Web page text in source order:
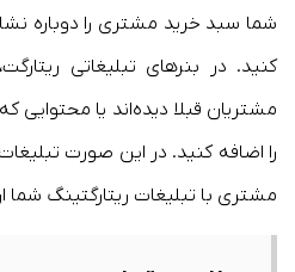
شما سبد خرید مشتری را دوباره
کنید. در بنرهای تبلیغاتی
مشتریان قبلا دیده‌اند یا محتوایی
را اضافه کنید. در این صورت
مشتری با تبلیغات ریتارگتینگ شما